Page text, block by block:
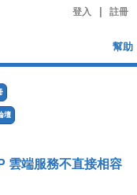
登入 註冊
幫助
壇
雲端服務不直接相容